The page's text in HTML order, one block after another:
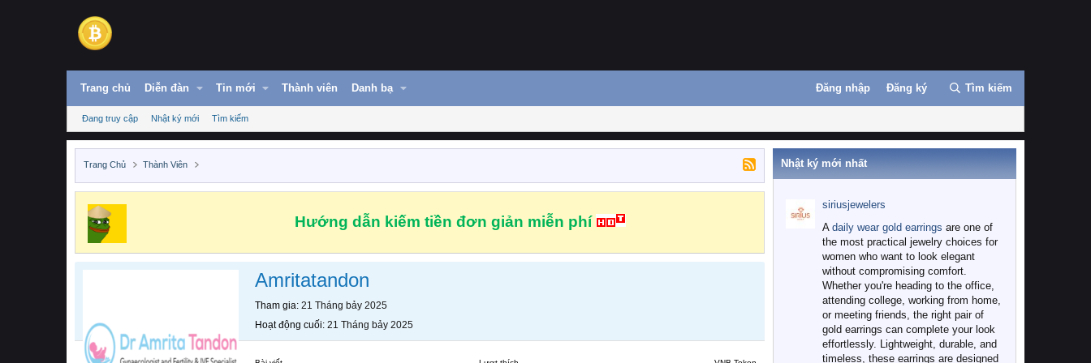
Trang chủ Diễn đàn Tin mới Thành viên Danh bạ Đăng nhập Đăng ký Tìm kiếm
Đang truy cập Nhật ký mới Tìm kiếm
Trang Chủ Thành Viên
Hướng dẫn kiếm tiền đơn giản miễn phí
Amritatandon
Tham gia 21 Tháng bảy 2025
Hoạt động cuối 21 Tháng bảy 2025
Nhật ký mới nhất
siriusjewelers
A daily wear gold earrings are one of
the most practical jewelry choices for
women who want to look elegant
without compromising comfort.
Whether you're heading to the office,
attending college, working from home,
or meeting friends, the right pair of
gold earrings can complete your look
effortlessly. Lightweight, durable, and
timeless, these earrings are designed